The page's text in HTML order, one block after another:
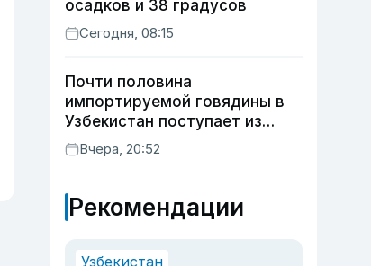
осадков и 38 градусов
Сегодня, 08:15
Почти половина
импортируемой говядины в
Узбекистан поступает из
Индии
Вчера, 20:52
Рекомендации
Узбекистан